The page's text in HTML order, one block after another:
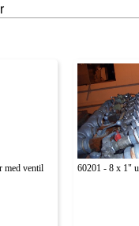
med ventil 60201 - 8 x 1"